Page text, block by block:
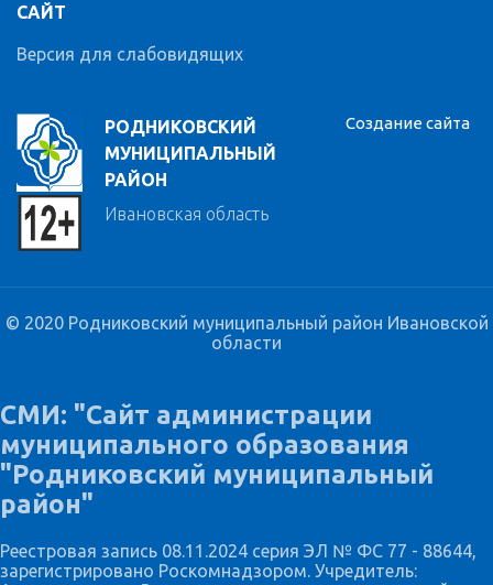
РОДНИКОВСКИЙ
МУНИЦИПАЛЬНЫЙ
РАЙОН
Ивановская область
САЙТ
Версия для слабовидящих
Создание сайта
© 2020 Родниковский муниципальный район Ивановской
области
СМИ: "Сайт администрации
муниципального образования
"Родниковский муниципальный
район"
Реестровая запись 08.11.2024 серия ЭЛ № ФС 77 - 88644,
зарегистрировано Роскомнадзором. Учредитель: